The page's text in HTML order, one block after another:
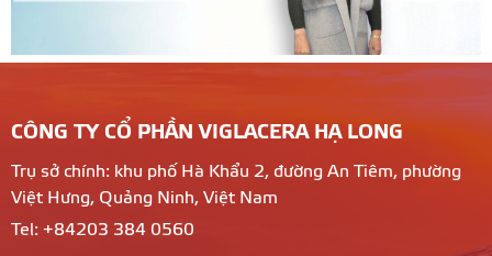
CÔNG TY CỔ PHẦN VIGLACERA HẠ LONG
Trụ sở chính: khu phố Hà Khẩu 2, đường An Tiêm, phường
Việt Hưng, Quảng Ninh, Việt Nam
Tel: +84203 384 0560